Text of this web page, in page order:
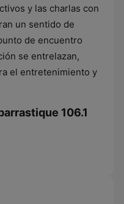
y las charlas con
un sentido de
de encuentro
se entrelazan,
el entretenimiento y
106.1